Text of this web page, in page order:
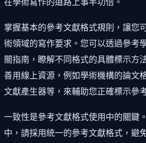
在學術寫作的道路上事半功倍。
掌握基本的參考文獻格式規則，讓您
術領域的寫作要求。您可以透過參考
關指南，瞭解不同格式的具體標示方
善用線上資源，例如學術機構的論文
文獻產生器等，來輔助您正確標示參
一致性是參考文獻格式使用中的關鍵
中，請採用統一的參考文獻格式，避